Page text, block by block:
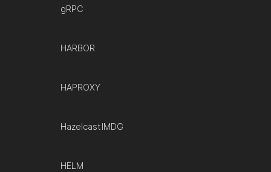
gRPC
HARBOR
HAPROXY
Hazelcast IMDG
HELM